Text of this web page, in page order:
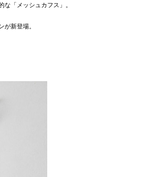
「メッシュカフス」。
新登場。